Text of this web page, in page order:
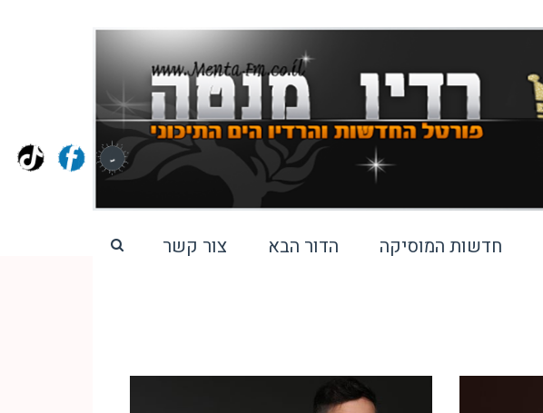
חדשות המוסיקה הדור הבא צור קשר